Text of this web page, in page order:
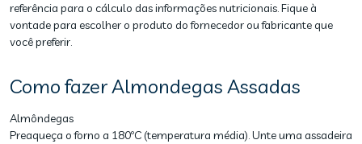
referência para o cálculo das informações nutricionais. Fique à
vontade para escolher o produto do fornecedor ou fabricante que
você preferir.
Como fazer Almondegas Assadas
Almôndegas
Preaqueça o forno a 180ºC (temperatura média). Unte uma assadeira